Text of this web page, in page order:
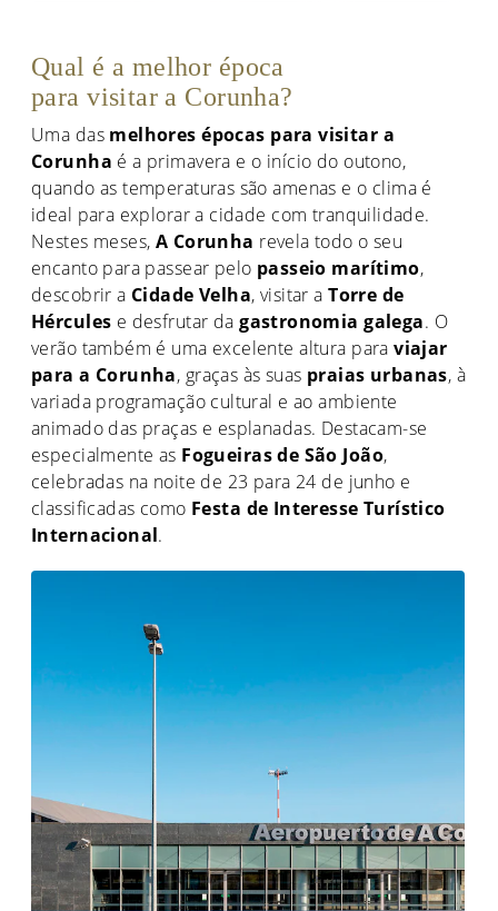
Qual é a melhor época
para visitar a Corunha?
Uma das melhores épocas para visitar a
Corunha é a primavera e o início do outono,
quando as temperaturas são amenas e o clima é
ideal para explorar a cidade com tranquilidade.
Nestes meses, A Corunha revela todo o seu
encanto para passear pelo passeio marítimo,
descobrir a Cidade Velha, visitar aTorre de
Hércules e desfrutar dagastronomia galega. O
verão também é uma excelente altura paraviajar
para a Corunha, graças às suas praias urbanas, à
variada programação cultural e ao ambiente
animado das praças e esplanadas. Destacam-se
especialmente as Fogueiras de São João,
celebradas na noite de 23 para 24 de junho e
classificadas como Festa de Interesse Turístico
Internacional.